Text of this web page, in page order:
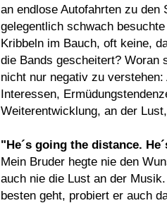
an endlose Autofahrten zu
gelegentlich schwach
Kribbeln im Bauch, oft keine,
die Bands gescheitert? Woran
nicht nur negativ zu
Interessen,
Weiterentwicklung, an der
"He´s going the distance.
Mein Bruder hegte nie den
auch nie die Lust an der
besten geht, probiert er auch